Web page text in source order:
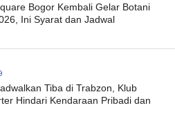
Bogor Kembali Gelar Botani
Ini Syarat dan Jadwal
Tiba di Trabzon, Klub
Hindari Kendaraan Pribadi dan